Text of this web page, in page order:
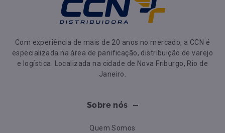
Com experiência de mais de 20 anos no mercado, a CCN é
especializada na área de panificação, distribuição de varejo
e logística. Localizada na cidade de Nova Friburgo, Rio de
Janeiro.
Sobre nós
Quem Somos